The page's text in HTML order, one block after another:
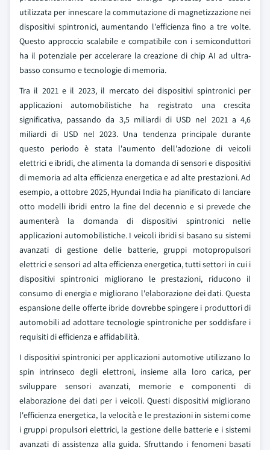
utilizzata per innescare la commutazione di magnetizzazione nei
dispositivi spintronici, aumentando l'efficienza fino a tre volte.
Questo approccio scalabile e compatibile con i semiconduttori
ha il potenziale per accelerare la creazione di chip AI ad ultra-
basso consumo e tecnologie di memoria.
Tra il 2021 e il 2023, il mercato dei dispositivi spintronici per
applicazioni automobilistiche ha registrato una crescita
significativa, passando da 3,5 miliardi di USD nel 2021 a 4,6
miliardi di USD nel 2023. Una tendenza principale durante
questo periodo è stata l'aumento dell'adozione di veicoli
elettrici e ibridi, che alimenta la domanda di sensori e dispositivi
di memoria ad alta efficienza energetica e ad alte prestazioni. Ad
esempio, a ottobre 2025, Hyundai India ha pianificato di lanciare
otto modelli ibridi entro la fine del decennio e si prevede che
aumenterà la domanda di dispositivi spintronici nelle
applicazioni automobilistiche. I veicoli ibridi si basano su sistemi
avanzati di gestione delle batterie, gruppi motopropulsori
elettrici e sensori ad alta efficienza energetica, tutti settori in cui i
dispositivi spintronici migliorano le prestazioni, riducono il
consumo di energia e migliorano l'elaborazione dei dati. Questa
espansione delle offerte ibride dovrebbe spingere i produttori di
automobili ad adottare tecnologie spintroniche per soddisfare i
requisiti di efficienza e affidabilità.
I dispositivi spintronici per applicazioni automotive utilizzano lo
spin intrinseco degli elettroni, insieme alla loro carica, per
sviluppare sensori avanzati, memorie e componenti di
elaborazione dei dati per i veicoli. Questi dispositivi migliorano
l'efficienza energetica, la velocità e le prestazioni in sistemi come
i gruppi propulsori elettrici, la gestione delle batterie e i sistemi
avanzati di assistenza alla guida. Sfruttando i fenomeni basati